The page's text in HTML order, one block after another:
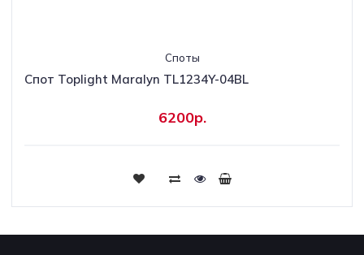
Споты
Спот Toplight Maralyn TL1234Y-04BL
6200р.